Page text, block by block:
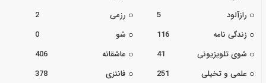
رازآلود
5 رزمی
2
زندگی نامه
116 شو
0
شوی تلویزیونی
41 عاشقانه
406
علمی و تخیلی
251 فانتزی
378